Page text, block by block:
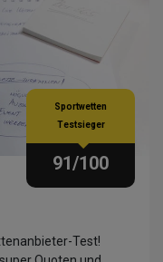
Sportwetten
Testsieger
91/100
Test!